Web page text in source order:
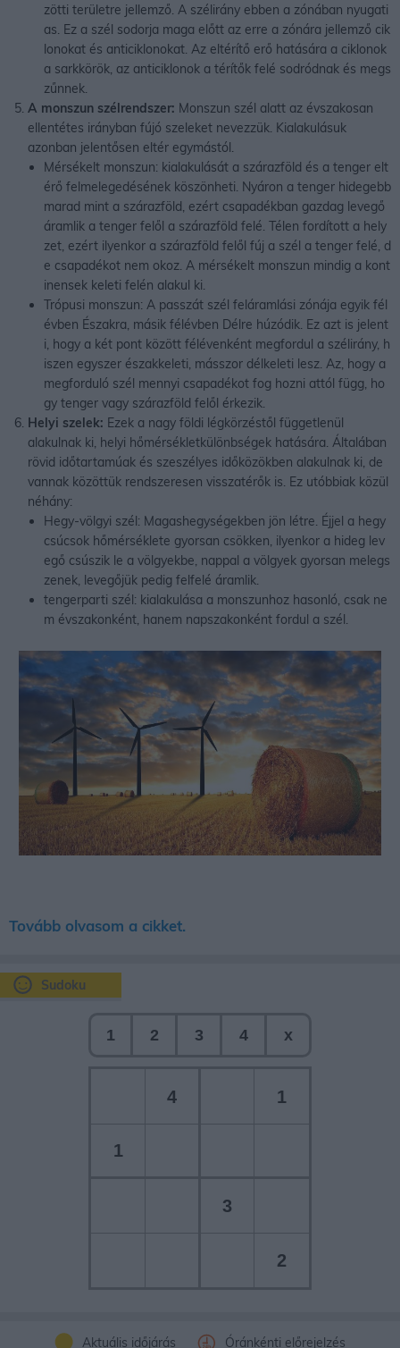
Aktuális időjárás Óránkénti előrejelzés
Sudoku
1 2 3 4 x
4 1
1
3
2
zötti területre jellemző. A szélirány ebben a zónában nyugati
as. Ez a szél sodorja maga előtt az erre a zónára jellemző cik
lonokat és anticiklonokat. Az eltérítő erő hatására a ciklonok
a sarkkörök, az anticiklonok a térítők felé sodródnak és megs
zűnnek.
A monszun szélrendszer: Monszun szél alatt az évszakosan
ellentétes irányban fújó szeleket nevezzük. Kialakulásuk
azonban jelentősen eltér egymástól.
Mérsékelt monszun: kialakulását a szárazföld és a tenger elt
érő felmelegedésének köszönheti. Nyáron a tenger hidegebb
marad mint a szárazföld, ezért csapadékban gazdag levegő
áramlik a tenger felől a szárazföld felé. Télen fordított a hely
zet, ezért ilyenkor a szárazföld felől fúj a szél a tenger felé, d
e csapadékot nem okoz. A mérsékelt monszun mindig a kont
inensek keleti felén alakul ki.
Trópusi monszun: A passzát szél feláramlási zónája egyik fél
évben Északra, másik félévben Délre húzódik. Ez azt is jelent
i, hogy a két pont között félévenként megfordul a szélirány, h
iszen egyszer északkeleti, másszor délkeleti lesz. Az, hogy a
megforduló szél mennyi csapadékot fog hozni attól függ, ho
gy tenger vagy szárazföld felől érkezik.
Helyi szelek: Ezek a nagy földi légkörzéstől függetlenül
alakulnak ki, helyi hőmérsékletkülönbségek hatására. Általában
rövid időtartamúak és szeszélyes időközökben alakulnak ki, de
vannak közöttük rendszeresen visszatérők is. Ez utóbbiak közül
néhány:
Hegy-völgyi szél: Magashegységekben jön létre. Éjjel a hegy
csúcsok hőmérséklete gyorsan csökken, ilyenkor a hideg lev
egő csúszik le a völgyekbe, nappal a völgyek gyorsan melegs
zenek, levegőjük pedig felfelé áramlik.
tengerparti szél: kialakulása a monszunhoz hasonló, csak ne
m évszakonként, hanem napszakonként fordul a szél.
Tovább olvasom a cikket.